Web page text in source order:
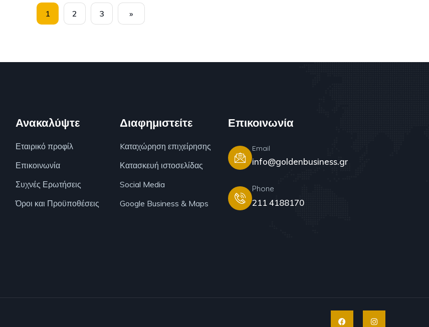
1 2 3 »
Ανακαλύψτε
Εταιρικό προφίλ
Επικοινωνία
Συχνές Ερωτήσεις
Όροι και Προϋποθέσεις
Διαφημιστείτε
Kαταχώρηση επιχείρησης
Κατασκευή ιστοσελίδας
Social Media
Google Business & Maps
Επικοινωνία
Email
info@goldenbusiness.gr
Phone
211 4188170